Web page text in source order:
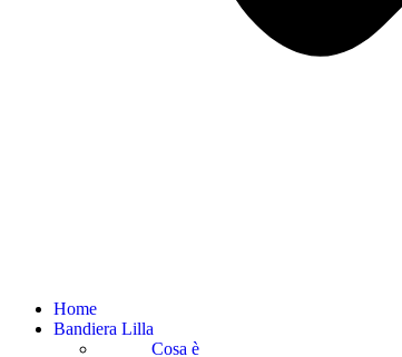
Home
Bandiera Lilla
Cosa è